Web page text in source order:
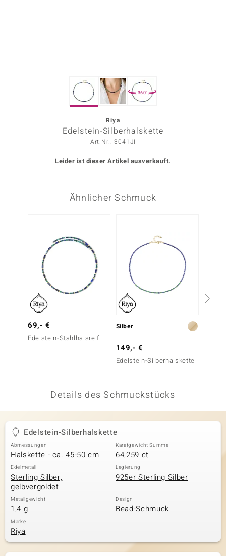
Collection
BY DE MELO
Classics
360°
Riya
Edelstein-Silberhalskette
Art.Nr.: 3041JI
Leider ist dieser Artikel ausverkauft.
Ähnlicher Schmuck
69,- €
Edelstein-Stahlhalsreif
Silber
149,- €
Edelstein-Silberhalskette
Details des Schmuckstücks
Edelstein-Silberhalskette
Abmessungen
Halskette - ca. 45-50 cm
Karatgewicht Summe
64,259 ct
Edelmetall
Sterling Silber,
gelbvergoldet
Legierung
925er Sterling Silber
Metallgewicht
1,4 g
Design
Bead-Schmuck
Marke
Riya